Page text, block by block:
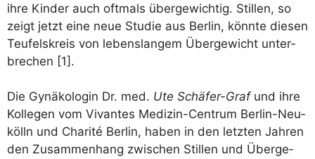
ihre Kin­der auch oft­mals über­ge­wich­tig. Stil­len, so
zeigt jetzt eine neue Stu­die aus Ber­lin, könn­te die­sen
Teu­fels­kreis von lebens­lan­gem Über­ge­wicht unter­
bre­chen [1].
Die Gynä­ko­lo­gin Dr. med. Ute Schä­fer-Grafund ihre
Kol­le­gen vom Vivan­tes Medi­zin-Cen­trum Ber­lin-Neu­
kölln und Cha­ri­té Ber­lin, haben in den letz­ten Jah­ren
den Zusam­men­hang zwi­schen Stil­len und Über­ge­